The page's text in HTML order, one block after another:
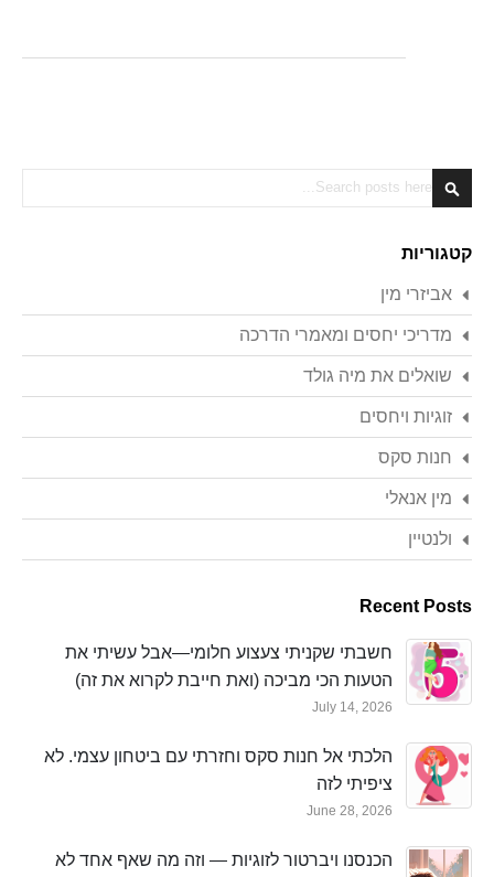
Search
קטגוריות
אביזרי מין
מדריכי יחסים ומאמרי הדרכה
שואלים את מיה גולד
זוגיות ויחסים
חנות סקס
מין אנאלי
ולנטיין
Recent Posts
חשבתי שקניתי צעצוע חלומי—אבל עשיתי את
הטעות הכי מביכה (ואת חייבת לקרוא את זה)
July 14, 2026
הלכתי אל חנות סקס וחזרתי עם ביטחון עצמי. לא
ציפיתי לזה
June 28, 2026
הכנסנו ויברטור לזוגיות — וזה מה שאף אחד לא